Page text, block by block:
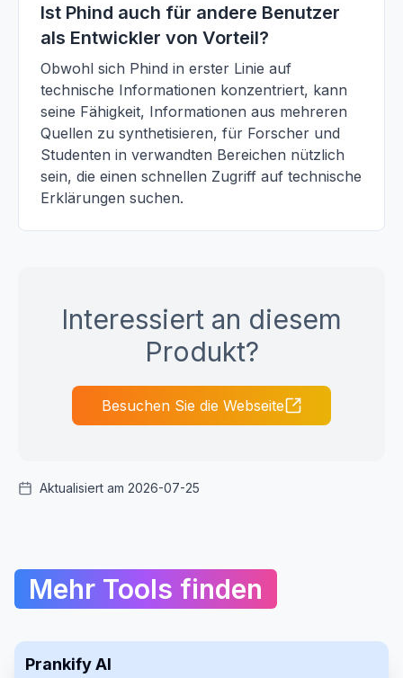
Ist Phind auch für andere Benutzer
als Entwickler von Vorteil?
Obwohl sich Phind in erster Linie auf
technische Informationen konzentriert, kann
seine Fähigkeit, Informationen aus mehreren
Quellen zu synthetisieren, für Forscher und
Studenten in verwandten Bereichen nützlich
sein, die einen schnellen Zugriff auf technische
Erklärungen suchen.
Interessiert an diesem
Produkt?
Besuchen Sie die Webseite
Aktualisiert am 2026-07-25
Mehr Tools finden
Prankify AI